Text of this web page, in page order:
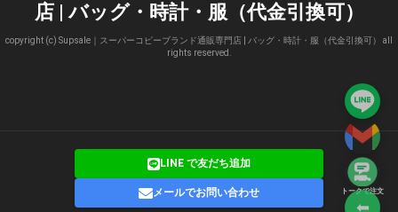
トークで注文
⬅
店 | バッグ・時計・服（代金引換可）
copyright (c) Supsale｜スーパーコピーブランド通販専門店 | バッグ・時計・服（代金引換可） all
rights reserved.
LINE で友だち追加
メールでお問い合わせ